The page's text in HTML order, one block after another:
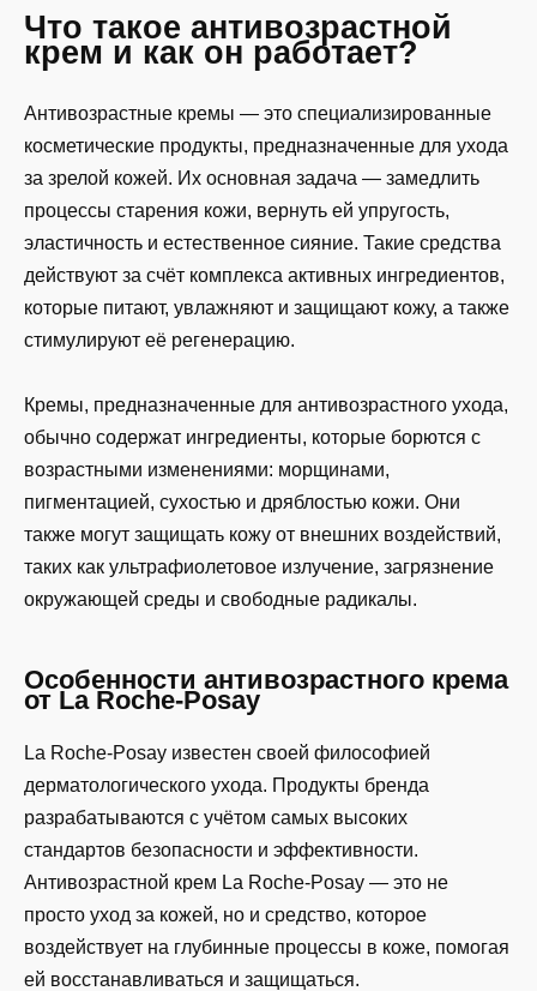
Что такое антивозрастной
крем и как он работает?
Антивозрастные кремы — это специализированные
косметические продукты, предназначенные для ухода
за зрелой кожей. Их основная задача — замедлить
процессы старения кожи, вернуть ей упругость,
эластичность и естественное сияние. Такие средства
действуют за счёт комплекса активных ингредиентов,
которые питают, увлажняют и защищают кожу, а также
стимулируют её регенерацию.
Кремы, предназначенные для антивозрастного ухода,
обычно содержат ингредиенты, которые борются с
возрастными изменениями: морщинами,
пигментацией, сухостью и дряблостью кожи. Они
также могут защищать кожу от внешних воздействий,
таких как ультрафиолетовое излучение, загрязнение
окружающей среды и свободные радикалы.
Особенности антивозрастного крема
от La Roche-Posay
La Roche-Posay известен своей философией
дерматологического ухода. Продукты бренда
разрабатываются с учётом самых высоких
стандартов безопасности и эффективности.
Антивозрастной крем La Roche-Posay — это не
просто уход за кожей, но и средство, которое
воздействует на глубинные процессы в коже, помогая
ей восстанавливаться и защищаться.